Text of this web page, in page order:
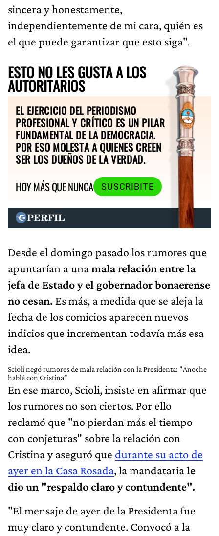
sincera y honestamente,
independientemente de mi cara, quién es
el que puede garantizar que esto siga".
ESTO NO LES GUSTA A LOS
AUTORITARIOS
EL EJERCICIO DEL PERIODISMO
PROFESIONAL Y CRÍTICO ES UN PILAR
FUNDAMENTAL DE LA DEMOCRACIA.
POR ESO MOLESTA A QUIENES CREEN
SER LOS DUEÑOS DE LA VERDAD.
HOY MÁS QUE NUNCA
SUSCRIBITE
Desde el domingo pasado los rumores que
apuntarían a unamala relación entre la
jefa de Estado y el gobernador bonaerense
no cesan. Es más, a medida que se aleja la
fecha de los comicios aparecen nuevos
indicios que incrementan todavía más esa
idea.
Scioli negó rumores de mala relación con la Presidenta: "Anoche
hablé con Cristina"
En ese marco, Scioli, insiste en afirmar que
los rumores no son ciertos. Por ello
reclamó que "no pierdan más el tiempo
con conjeturas" sobre la relación con
Cristina y aseguró que durante su acto de
ayer en la Casa Rosada, la mandatariale
dio un "respaldo claro y contundente".
"El mensaje de ayer de la Presidenta fue
muy claro y contundente. Convocó a la